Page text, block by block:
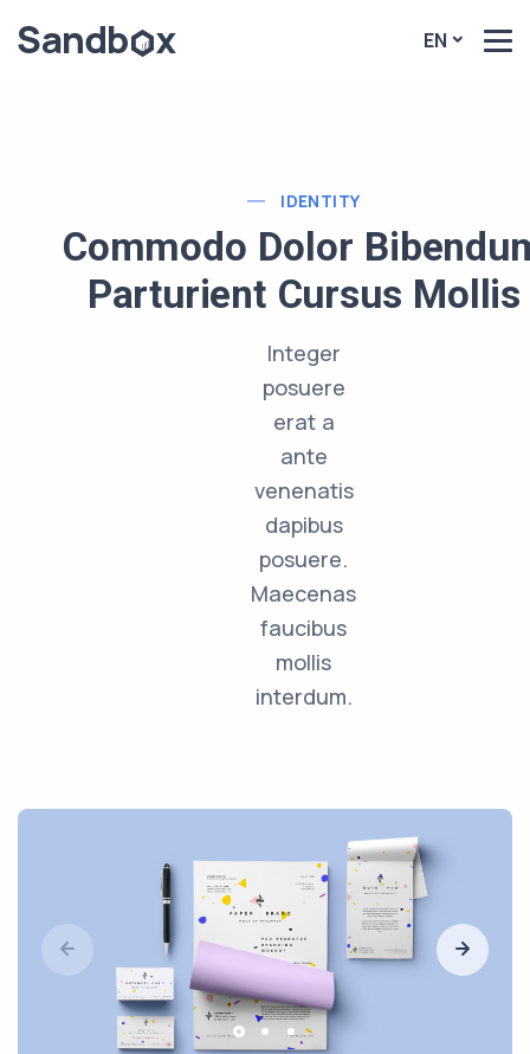
EN
IDENTITY
Commodo Dolor
Parturient Cursus Mollis
Integer
posuere
erat a
ante
venenatis
dapibus
posuere.
Maecenas
faucibus
mollis
interdum.